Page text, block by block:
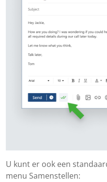
U kunt er ook een
menu Samenstellen: